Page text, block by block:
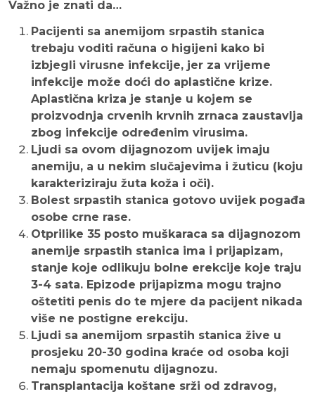
Važno je znati da…
Pacijenti sa anemijom srpastih stanica
trebaju voditi računa o higijeni kako bi
izbjegli virusne infekcije, jer za vrijeme
infekcije može doći do aplastične krize.
Aplastična kriza je stanje u kojem se
proizvodnja crvenih krvnih zrnaca zaustavlja
zbog infekcije određenim virusima.
Ljudi sa ovom dijagnozom uvijek imaju
anemiju, a u nekim slučajevima i žuticu (koju
karakteriziraju žuta koža i oči).
Bolest srpastih stanica gotovo uvijek pogađa
osobe crne rase.
Otprilike 35 posto muškaraca sa dijagnozom
anemije srpastih stanica ima i prijapizam,
stanje koje odlikuju bolne erekcije koje traju
3-4 sata. Epizode prijapizma mogu trajno
oštetiti penis do te mjere da pacijent nikada
više ne postigne erekciju.
Ljudi sa anemijom srpastih stanica žive u
prosjeku 20-30 godina kraće od osoba koji
nemaju spomenutu dijagnozu.
Transplantacija koštane srži od zdravog,